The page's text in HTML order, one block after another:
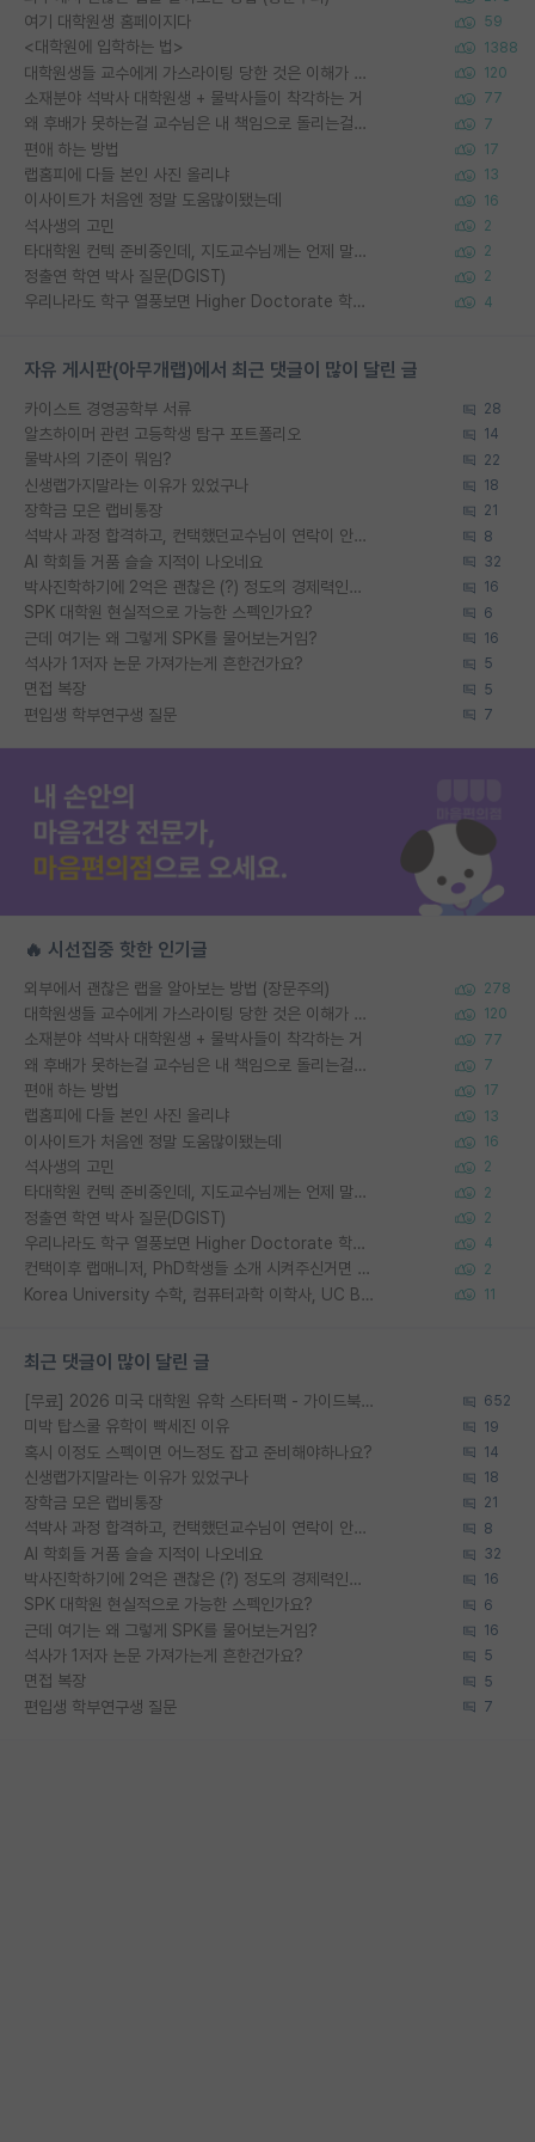
여기 대학원생 홈페이지다 59
<대학원에 입학하는 법> 1388
대학원생들 교수에게 가스라이팅 당한 것은 이해가 갑니다. 안타깝네요. 120
소재분야 석박사 대학원생 + 물박사들이 착각하는 거 77
왜 후배가 못하는걸 교수님은 내 책임으로 돌리는걸까요? 7
편애 하는 방법 17
랩홈피에 다들 본인 사진 올리냐 13
이사이트가 처음엔 정말 도움많이됐는데 16
석사생의 고민 2
타대학원 컨텍 준비중인데, 지도교수님께는 언제 말씀드려야 할까요? 2
정출연 학연 박사 질문(DGIST) 2
우리나라도 학구 열풍보면 Higher Doctorate 학위가 필요하다고 봅니다. 4
자유 게시판(아무개랩)에서 최근 댓글이 많이 달린 글
카이스트 경영공학부 서류 28
알츠하이머 관련 고등학생 탐구 포트폴리오 14
물박사의 기준이 뭐임? 22
신생랩가지말라는 이유가 있었구나 18
장학금 모은 랩비통장 21
석박사 과정 합격하고, 컨택했던교수님이 연락이 안됩니다... 8
AI 학회들 거품 슬슬 지적이 나오네요 32
박사진학하기에 2억은 괜찮은 (?) 정도의 경제력인가요 16
SPK 대학원 현실적으로 가능한 스펙인가요? 6
근데 여기는 왜 그렇게 SPK를 물어보는거임? 16
석사가 1저자 논문 가져가는게 흔한건가요? 5
면접 복장 5
편입생 학부연구생 질문 7
🔥 시선집중 핫한 인기글
외부에서 괜찮은 랩을 알아보는 방법 (장문주의) 278
대학원생들 교수에게 가스라이팅 당한 것은 이해가 갑니다. 안타깝네요. 120
소재분야 석박사 대학원생 + 물박사들이 착각하는 거 77
왜 후배가 못하는걸 교수님은 내 책임으로 돌리는걸까요? 7
편애 하는 방법 17
랩홈피에 다들 본인 사진 올리냐 13
이사이트가 처음엔 정말 도움많이됐는데 16
석사생의 고민 2
타대학원 컨텍 준비중인데, 지도교수님께는 언제 말씀드려야 할까요? 2
정출연 학연 박사 질문(DGIST) 2
우리나라도 학구 열풍보면 Higher Doctorate 학위가 필요하다고 봅니다. 4
컨택이후 랩매니저, PhD학생들 소개 시켜주신거면 거의 컨펌에 가깝나요? 2
Korea University 수학, 컴퓨터과학 이학사, UC Berkeley 산업공학 대학원 공학박사가 되는 것은 쉽지 않겠죠? 11
최근 댓글이 많이 달린 글
[무료] 2026 미국 대학원 유학 스타터팩 - 가이드북 & 합격자 컨택메일 템플릿 652
미박 탑스쿨 유학이 빡세진 이유 19
혹시 이정도 스펙이면 어느정도 잡고 준비해야하나요? 14
신생랩가지말라는 이유가 있었구나 18
장학금 모은 랩비통장 21
석박사 과정 합격하고, 컨택했던교수님이 연락이 안됩니다... 8
AI 학회들 거품 슬슬 지적이 나오네요 32
박사진학하기에 2억은 괜찮은 (?) 정도의 경제력인가요 16
SPK 대학원 현실적으로 가능한 스펙인가요? 6
근데 여기는 왜 그렇게 SPK를 물어보는거임? 16
석사가 1저자 논문 가져가는게 흔한건가요? 5
면접 복장 5
편입생 학부연구생 질문 7